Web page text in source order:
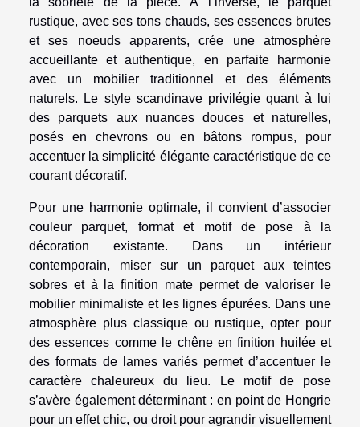
rustique, avec ses tons chauds, ses essences brutes
et ses noeuds apparents, crée une atmosphère
accueillante et authentique, en parfaite harmonie
avec un mobilier traditionnel et des éléments
naturels. Le style scandinave privilégie quant à lui
des parquets aux nuances douces et naturelles,
posés en chevrons ou en bâtons rompus, pour
accentuer la simplicité élégante caractéristique de ce
courant décoratif.
Pour une harmonie optimale, il convient d’associer
couleur parquet, format et motif de pose à la
décoration existante. Dans un intérieur
contemporain, miser sur un parquet aux teintes
sobres et à la finition mate permet de valoriser le
mobilier minimaliste et les lignes épurées. Dans une
atmosphère plus classique ou rustique, opter pour
des essences comme le chêne en finition huilée et
des formats de lames variés permet d’accentuer le
caractère chaleureux du lieu. Le motif de pose
s’avère également déterminant : en point de Hongrie
pour un effet chic, ou droit pour agrandir visuellement